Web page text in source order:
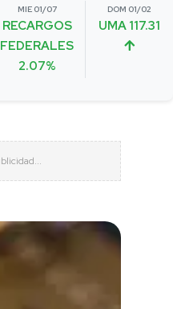
MIE 01/07
RECARGOS
FEDERALES
2.07%
DOM 01/02
UMA 117.31